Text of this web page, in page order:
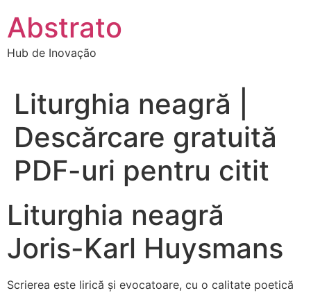
para
conteúdo
Abstrato
Hub de Inovação
Liturghia neagră |
Descărcare gratuită
PDF-uri pentru citit
Liturghia neagră
Joris-Karl Huysmans
Scrierea este lirică și evocatoare, cu o calitate poetică